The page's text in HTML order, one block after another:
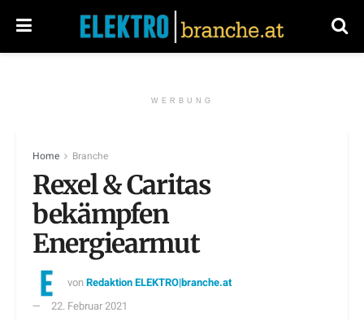
WERBUNG
Home Branche
Rexel & Caritas
bekämpfen
Energiearmut
vonRedaktion ELEKTRO|branche.at
22. Februar 2021